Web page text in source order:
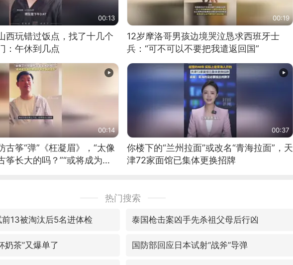
00:13
西玩错过饭点，找了十几个
：午休到几点
00:19
12岁摩洛哥男孩边境哭泣恳求西班牙士
兵：“可不可以不要把我遣返回国”
00:14
古筝“弹”《枉凝眉》，“太像
筝长大的吗？”“或将成为首
00:37
你楼下的“兰州拉面”或改名“青海拉面”，天
津72家面馆已集体更换招牌
热门搜索
13被淘汰后5名进体检 泰国枪击案凶手先杀祖父母后行凶
奶茶”又爆单了 国防部回应日本试射“战斧”导弹